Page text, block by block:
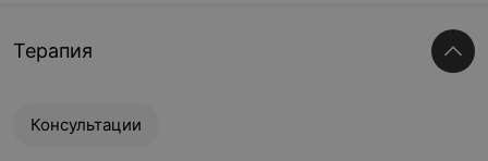
Терапия
Консультации